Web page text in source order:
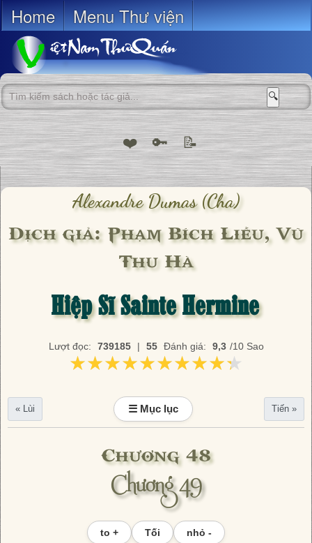
Home Menu Thư viện
🔍
❤️ 🔑 📝
Alexandre Dumas (cha)
Dịch giả: Phạm Bích Liễu, Vũ
Thu Hà
Hiệp Sĩ Sainte Hermine
Lượt đọc: 739185 | 55 Đánh giá: 9,3 /10 Sao
★★★★★★★★★★
★★★★★★★★★★
« Lùi ☰ Mục lục Tiến »
Chương 48
Chương 49
to + Tối nhỏ -